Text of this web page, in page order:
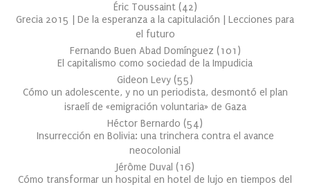
Éric Toussaint (42)
Grecia 2015 | De la esperanza a la capitulación | Lecciones para
el futuro
Fernando Buen Abad Domínguez (101 )
El capitalismo como sociedad de la Impudicia
Gideon Levy (55)
Cómo un adolescente, y no un periodista, desmontó el plan
israelí de «emigración voluntaria» de Gaza
Héctor Bernardo (54)
Insurrección en Bolivia: una trinchera contra el avance
neocolonial
Jérôme Duval (16)
Cómo transformar un hospital en hotel de lujo en tiempos del